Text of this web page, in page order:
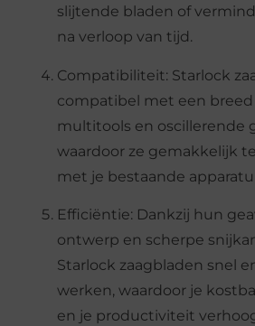
slijtende bladen of
na verloop van tijd.
Compatibiliteit: Starlock
compatibel met een breed
multitools en oscillerende
waardoor ze gemakkelijk
met je bestaande
Efficiëntie: Dankzij hun
ontwerp en scherpe
Starlock zaagbladen snel
werken, waardoor je
en je productiviteit